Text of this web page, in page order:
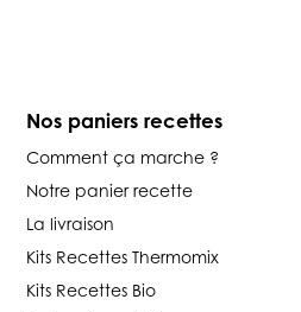
Nos paniers recettes
Comment ça marche ?
Notre panier recette
La livraison
Kits Recettes Thermomix
Kits Recettes Bio